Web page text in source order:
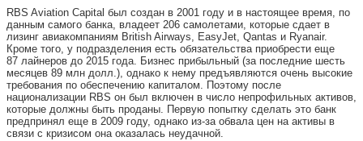
RBS Aviation Capital был создан в 2001 году и в настоящее время, по
данным самого банка, владеет 206 самолетами, которые сдает в
лизинг авиакомпаниям British Airways, EasyJet, Qantas и Ryanair.
Кроме того, у подразделения есть обязательства приобрести еще
87 лайнеров до 2015 года. Бизнес прибыльный (за последние шесть
месяцев 89 млн долл.), однако к нему предъявляются очень высокие
требования по обеспечению капиталом. Поэтому после
национализации RBS он был включен в число непрофильных активов,
которые должны быть проданы. Первую попытку сделать это банк
предпринял еще в 2009 году, однако из-за обвала цен на активы в
связи с кризисом она оказалась неудачной.